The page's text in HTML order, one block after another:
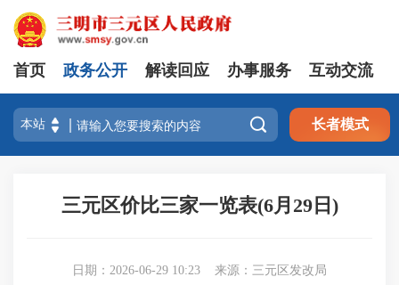
首页 政务公开 解读回应 办事服务 互动交流
 长者模式
三元区价比三家一览表(6月29日)
日期：2026-06-29 10:23 来源：三元区发改局